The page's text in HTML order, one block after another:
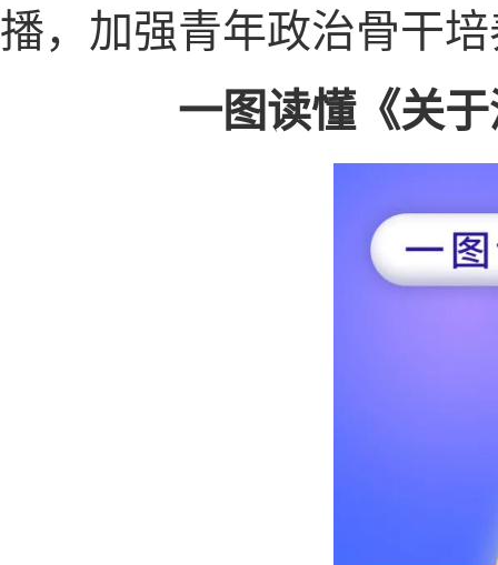
播，加强青年政治骨干
一图读懂《关